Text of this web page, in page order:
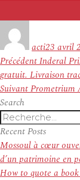
actile
23 avril
Navigation
de
l’article
PrécédentArticle
précédent :
Inderal
gratuit. Livraison
SuivantArticle
Prometrium
Search
Recherche
pour
:
Recent Posts
Mossoul à cœur
d’un patrimoine en
How to quote a